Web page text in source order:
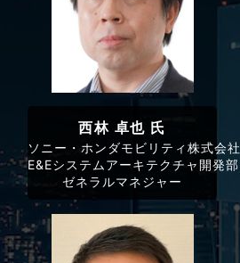
西林 卓也 氏
ソニー・ホンダモビリティ株式会社
E&Eシステムアーキテクチャ開発部
ゼネラルマネジャー